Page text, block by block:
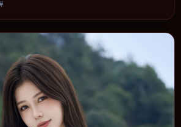
进，节奏与视听语言统一，可作为休闲观影